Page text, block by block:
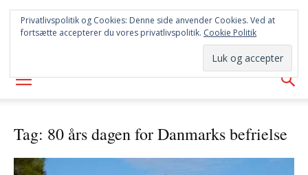
SYD
AVISEN
Tag: 80 års dagen for Danmarks befrielse
Privatlivspolitik og Cookies: Denne side anvender Cookies. Ved at
fortsætte accepterer du vores privatlivspolitik. Cookie Politik